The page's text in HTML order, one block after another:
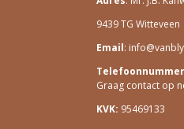
C
E
B
O
O
K
S
T
A
G
A
M
9439 TG Witteveen
Email:
Graag contact op
KVK: 95469133